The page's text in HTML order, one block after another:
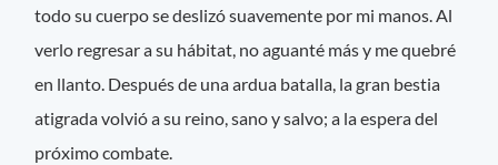
todo su cuerpo se deslizó suavemente por mi manos. Al
verlo regresar a su hábitat, no aguanté más y me quebré
en llanto. Después de una ardua batalla, la gran bestia
atigrada volvió a su reino, sano y salvo; a la espera del
próximo combate.